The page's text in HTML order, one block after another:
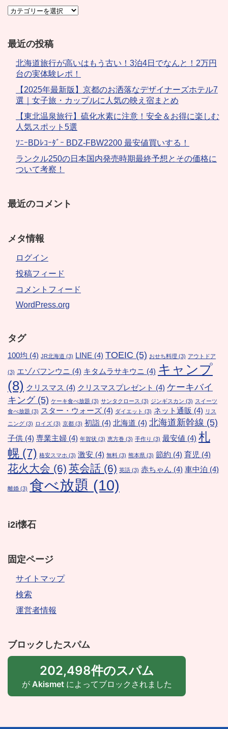
最近の投稿
北海道旅行が高いはもう古い！3泊4日でなんと！2万円
台の実体験レポ！
【2025年最新版】京都のお洒落なデザイナーズホテル7
選｜女子旅・カップルに人気の映え宿まとめ
【東北温泉旅行】硫化水素に注意！安全＆お得に楽しむ
人気スポット5選
ｿﾆｰBDﾚｺｰﾀﾞｰ BDZ-FBW2200 最安値買いする！
ランクル250の日本国内発売時期最終予想とその価格に
ついて考察！
最近のコメント
メタ情報
ログイン
投稿フィード
コメントフィード
WordPress.org
タグ
100均 (4) JR北海道 (3) LINE (4) TOEIC (5) おせち料理 (3) アウトドア
(3) エゾバフンウニ (4) キタムラサキウニ (4) キャンプ
(8) クリスマス (4) クリスマスプレゼント (4) ケーキバイ
キング(5) ケーキ食べ放題 (3) サンタクロース (3) ジンギスカン (3) スイーツ
食べ放題 (3) スター・ウォーズ (4) ダイエット (3) ネット通販 (4) リス
ニング (3) ロイズ (3) 京都 (3) 初詣 (4) 北海道 (4) 北海道新幹線 (5)
子供 (4) 専業主婦 (4) 年賀状 (3) 恵方巻 (3) 手作り (3) 最安値 (4) 札
幌 (7) 格安スマホ (3) 激安 (4) 無料 (3) 熊本県 (3) 節約 (4) 育児 (4)
花火大会 (6) 英会話 (6) 英語 (3) 赤ちゃん (4) 車中泊 (4)
離婚 (3) 食べ放題 (10)
i2i懐石
固定ページ
サイトマップ
検索
運営者情報
ブロックしたスパム
202,498件のスパム
が Akismetによってブロックされました